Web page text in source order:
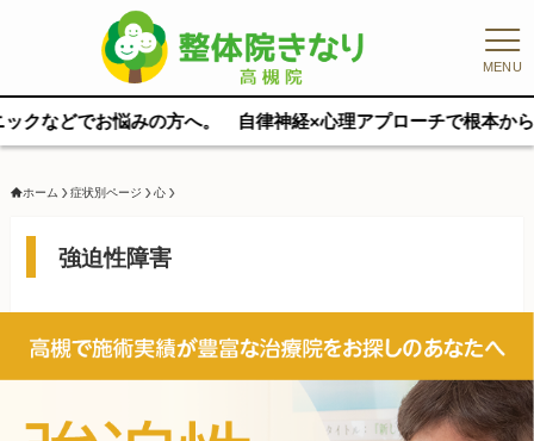
MENU
方へ。 自律神経×心理アプローチで根本から整えます。 完
ホーム 症状別ページ 心
強迫性障害